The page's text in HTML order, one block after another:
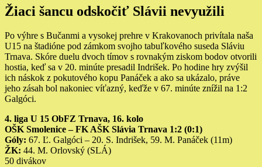
Žiaci šancu odskočiť Slávii nevyužili
Po výhre s Bučanmi a vysokej prehre v Krakovanoch privítala naša
U15 na štadióne pod zámkom svojho tabuľkového suseda Sláviu
Trnava. Skóre duelu dvoch tímov s rovnakým ziskom bodov otvorili
hostia, keď sa v 20. minúte presadil Indrišek. Po hodine hry zvýšil
ich náskok z pokutového kopu Panáček a ako sa ukázalo, práve
jeho zásah bol nakoniec víťazný, keďže v 67. minúte znížil na 1:2
Galgóci.
4. liga U 15 ObFZ Trnava, 16. kolo
OŠK Smolenice – FK AŠK Slávia Trnava 1:2 (0:1)
Góly: 67. Ľ. Galgóci – 20. S. Indrišek, 59. M. Panáček (11m)
ŽK: 44. M. Orlovský (SLÁ)
50 divákov